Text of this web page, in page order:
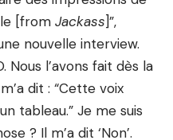
[from Jackass]”,
nouvelle interview.
Nous l’avons fait dès la
dit : “Cette voix
tableau.” Je me suis
? Il m’a dit ‘Non’.